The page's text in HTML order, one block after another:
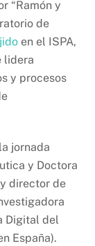
“Ramón y
de
en el ISPA,
lidera
y procesos
jornada
y Doctora
director de
Digital del
España).